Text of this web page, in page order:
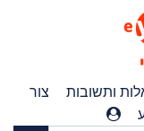
ותשובות
צור